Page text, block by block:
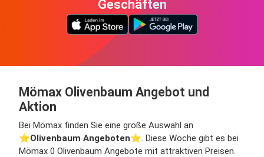
Geschäften
Mömax Olivenbaum Angebot und
Aktion
Bei Mömax finden Sie eine große Auswahl an
⭐️Olivenbaum Angeboten⭐️. Diese Woche gibt es bei
Mömax 0 Olivenbaum Angebote mit attraktiven Preisen.